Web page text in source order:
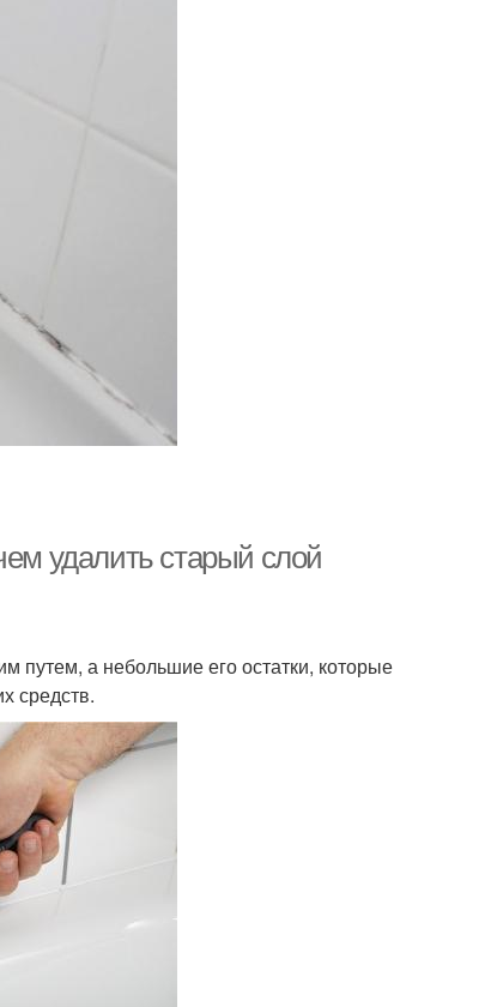
удалить старый слой
путем, а небольшие его остатки, которые
средств.